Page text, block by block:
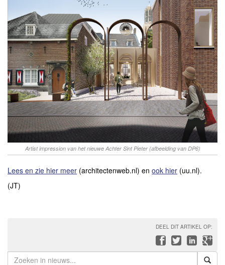
Artist impression van het nieuwe Achter Sint Pieter (afbeelding van DP6)
Lees en zie hier meer (architectenweb.nl) en ook hier (uu.nl).
(JT)
DEEL DIT ARTIKEL OP: